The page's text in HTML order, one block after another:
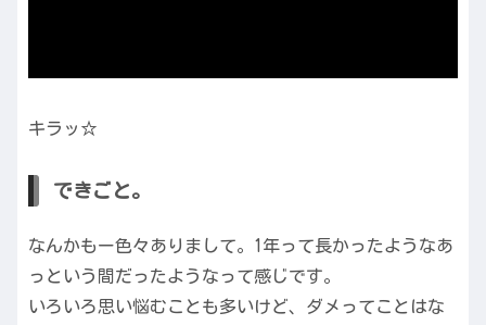
キラッ☆
できごと。
なんかもー色々ありまして。1年って長かったようなあ
っという間だったようなって感じです。
いろいろ思い悩むことも多いけど、ダメってことはな